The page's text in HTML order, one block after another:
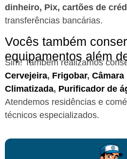
dinheiro, Pix, cartões de
transferências bancárias.
Vocês também
equipamentos além
Sim! Também realizamos
Cervejeira, Frigobar, Câmara
Climatizada, Purificador de
Atendemos residências e
técnicos especializados.